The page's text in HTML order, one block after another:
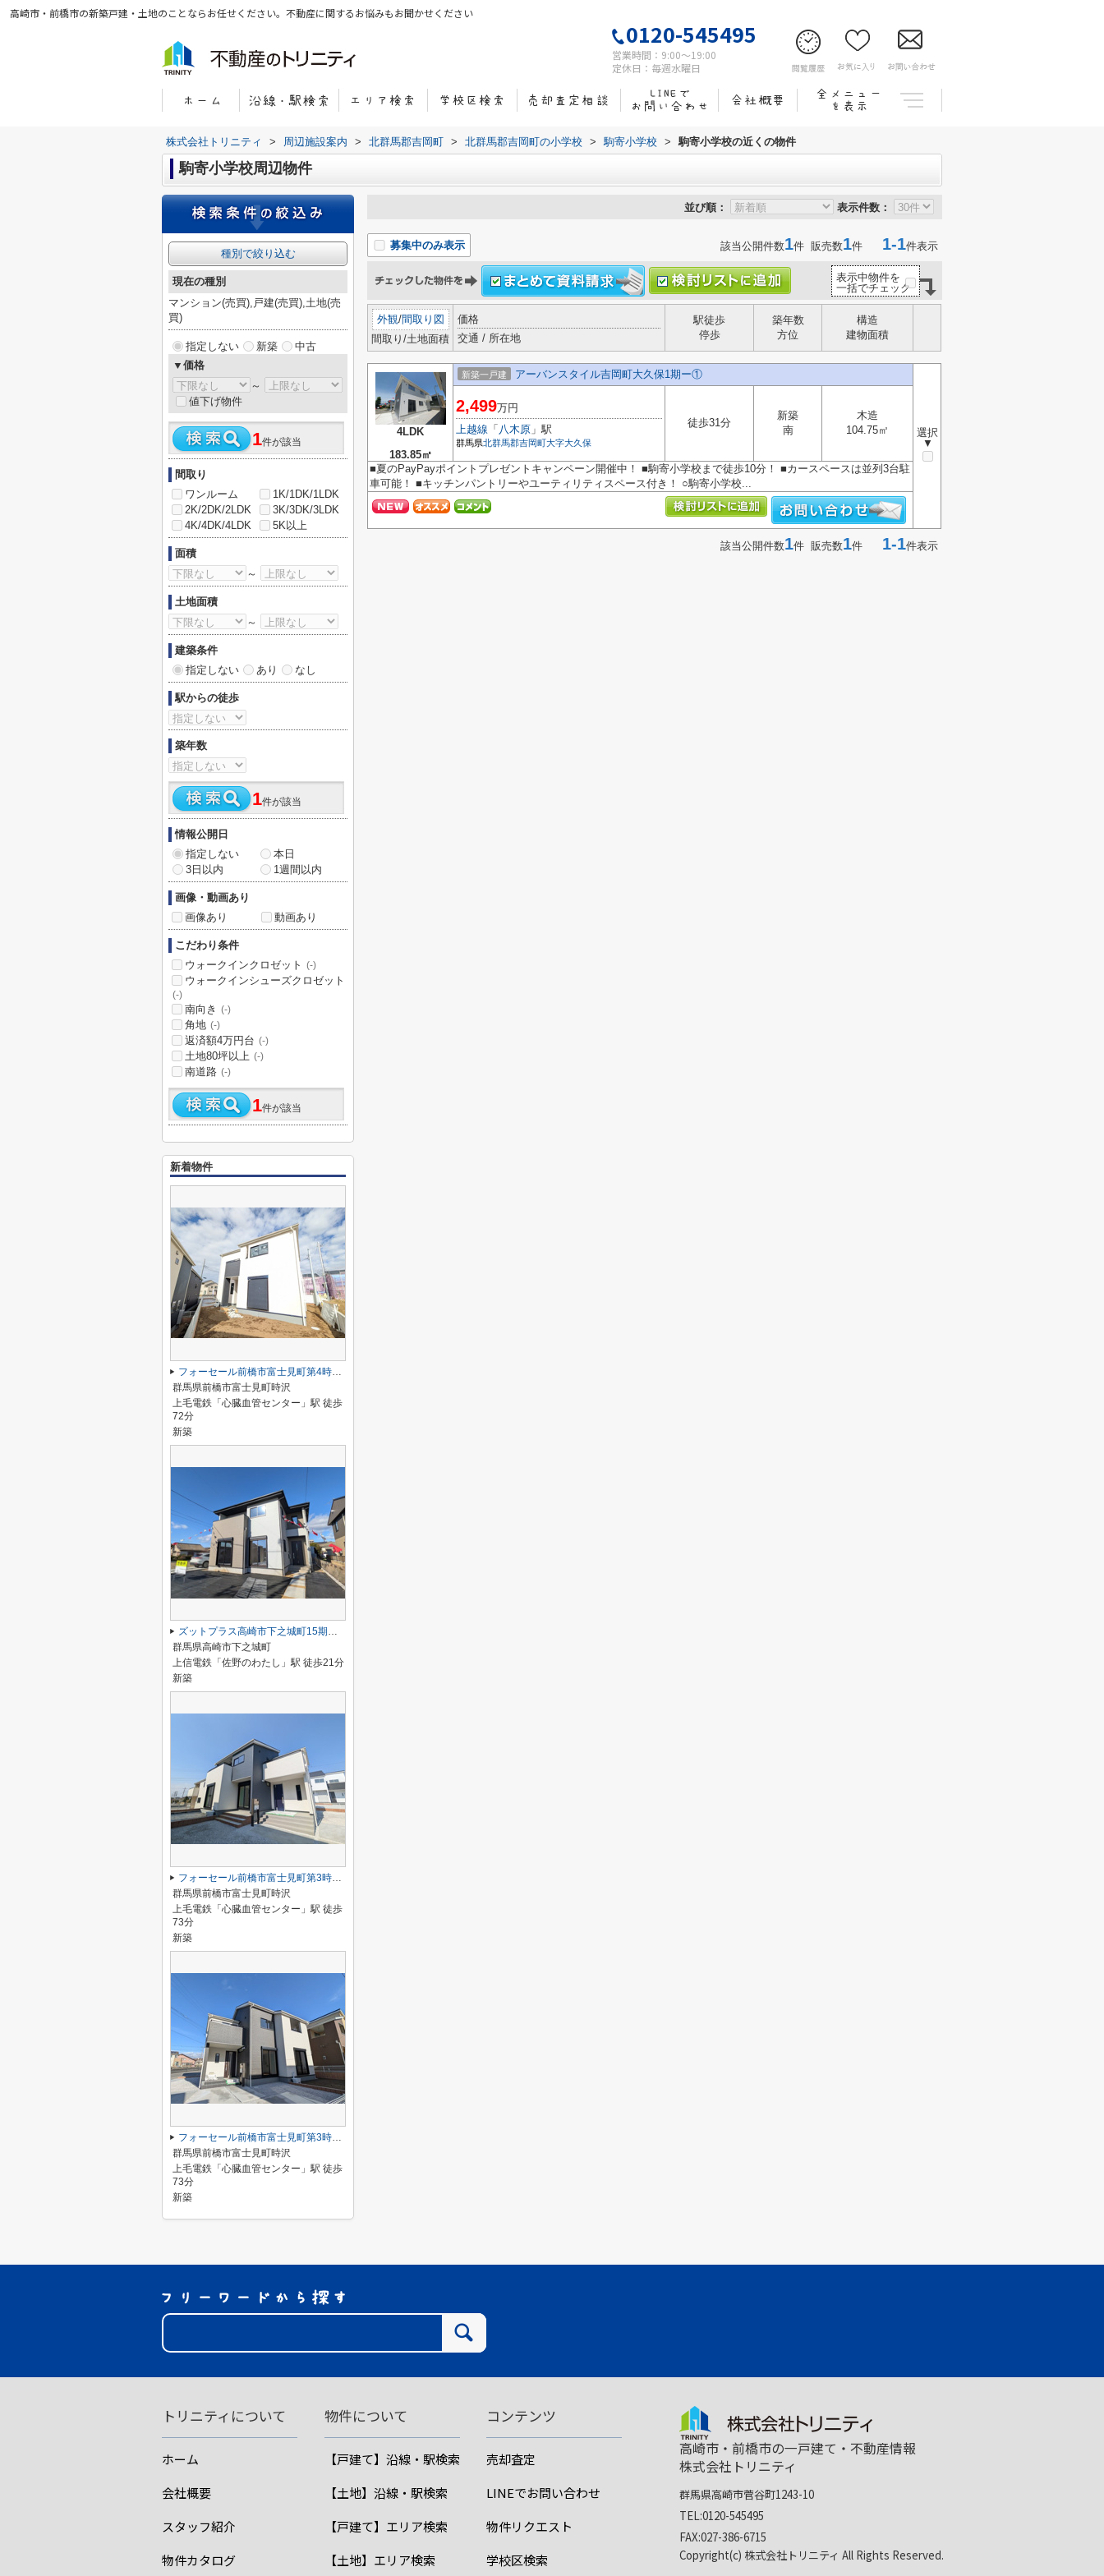
高崎市・前橋市の新築戸建・土地のことならお任せください。不動産に関するお悩みもお聞かせください
0120-545495
営業時間：9:00～19:00
定休日：毎週水曜日
株式会社トリニティ > 周辺施設案内 > 北群馬郡吉岡町 > 北群馬郡吉岡町の小学校 > 駒寄小学校 > 駒寄小学校の近くの物件
駒寄小学校周辺物件
並び順： 表示件数：
募集中のみ表示 該当公開件数1件 販売数1件 1-1件表示
表示中物件を
一括でチェック
外観/間取り図
間取り/土地面積
価格
交通 / 所在地
駅徒歩
停歩
築年数
方位
構造
建物面積
4LDK
183.85㎡
新築一戸建 アーバンスタイル吉岡町大久保1期ー①
選択
▼
2,499万円
上越線 「 八木原 」駅
群馬県北群馬郡吉岡町大字大久保
徒歩31分
新築
南
木造
104.75㎡
■夏のPayPayポイントプレゼントキャンペーン開催中！ ■駒寄小学校まで徒歩10分！ ■カースペースは並列3台駐
車可能！ ■キッチンパントリーやユーティリティスペース付き！ ○駒寄小学校...
該当公開件数1件 販売数1件 1-1件表示
種別で絞り込む
現在の種別
マンション(売買),戸建(売買),土地(売
買)
指定しない 新築
中古
▼価格
～
値下げ物件
1件が該当
間取り
ワンルーム
1K/1DK/1LDK
2K/2DK/2LDK
3K/3DK/3LDK
4K/4DK/4LDK
5K以上
面積
～
土地面積
～
建築条件
指定しない
あり なし
駅からの徒歩
築年数
1件が該当
情報公開日
指定しない
本日
3日以内
1週間以内
画像・動画あり
画像あり
動画あり
こだわり条件
ウォークインクロゼット
(-)
ウォークインシューズクロゼット
(-)
南向き (-)
角地 (-)
返済額4万円台 (-)
土地80坪以上 (-)
南道路 (-)
1件が該当
新着物件
フォーセール前橋市富士見町第4時沢ー④
群馬県前橋市富士見町時沢
上毛電鉄「心臓血管センター」駅 徒歩
72分
新築
ズットプラス高崎市下之城町15期ー④
群馬県高崎市下之城町
上信電鉄「佐野のわたし」駅 徒歩21分
新築
フォーセール前橋市富士見町第3時沢ー⑤
群馬県前橋市富士見町時沢
上毛電鉄「心臓血管センター」駅 徒歩
73分
新築
フォーセール前橋市富士見町第3時沢ー⑥
群馬県前橋市富士見町時沢
上毛電鉄「心臓血管センター」駅 徒歩
73分
新築
トリニティについて
ホーム
会社概要
スタッフ紹介
物件カタログ
物件について
【戸建て】沿線・駅検索
【土地】沿線・駅検索
【戸建て】エリア検索
【土地】エリア検索
コンテンツ
売却査定
LINEでお問い合わせ
物件リクエスト
学校区検索
高崎市・前橋市の一戸建て・不動産情報
株式会社トリニティ
群馬県高崎市菅谷町1243-10
TEL:0120-545495
FAX:027-386-6715
Copyright(c) 株式会社トリニティ All Rights Reserved.